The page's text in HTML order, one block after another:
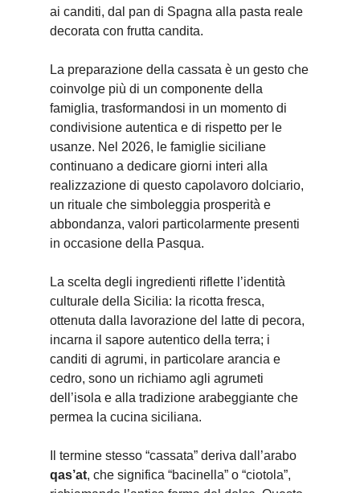
ai canditi, dal pan di Spagna alla pasta reale
decorata con frutta candita.
La preparazione della cassata è un gesto che
coinvolge più di un componente della
famiglia, trasformandosi in un momento di
condivisione autentica e di rispetto per le
usanze. Nel 2026, le famiglie siciliane
continuano a dedicare giorni interi alla
realizzazione di questo capolavoro dolciario,
un rituale che simboleggia prosperità e
abbondanza, valori particolarmente presenti
in occasione della Pasqua.
La scelta degli ingredienti riflette l’identità
culturale della Sicilia: la ricotta fresca,
ottenuta dalla lavorazione del latte di pecora,
incarna il sapore autentico della terra; i
canditi di agrumi, in particolare arancia e
cedro, sono un richiamo agli agrumeti
dell’isola e alla tradizione arabeggiante che
permea la cucina siciliana.
Il termine stesso “cassata” deriva dall’arabo
qas’at, che significa “bacinella” o “ciotola”,